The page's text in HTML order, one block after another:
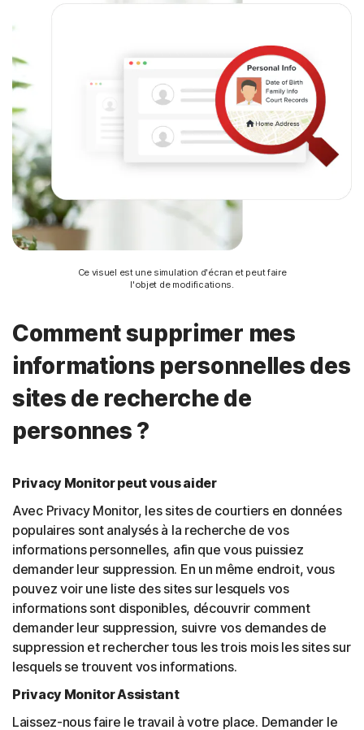
Ce visuel est une simulation d'écran et peut faire
l'objet de modifications.
Comment supprimer mes
informations personnelles des
sites de recherche de
personnes ?
Privacy Monitor peut vous aider
Avec Privacy Monitor, les sites de courtiers en données
populaires sont analysés à la recherche de vos
informations personnelles, afin que vous puissiez
demander leur suppression. En un même endroit, vous
pouvez voir une liste des sites sur lesquels vos
informations sont disponibles, découvrir comment
demander leur suppression, suivre vos demandes de
suppression et rechercher tous les trois mois les sites sur
lesquels se trouvent vos informations.
Privacy Monitor Assistant
Laissez-nous faire le travail à votre place. Demander le